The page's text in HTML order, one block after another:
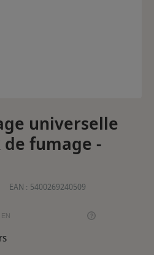
universelle
fumage -
EAN : 5400269240509
EN